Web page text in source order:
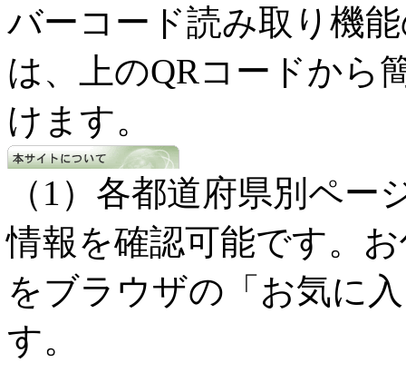
バーコード読み取り機
は、上のQRコードから
けます。
（1）各都道府県別ペ
情報を確認可能です。
をブラウザの「お気に
す。